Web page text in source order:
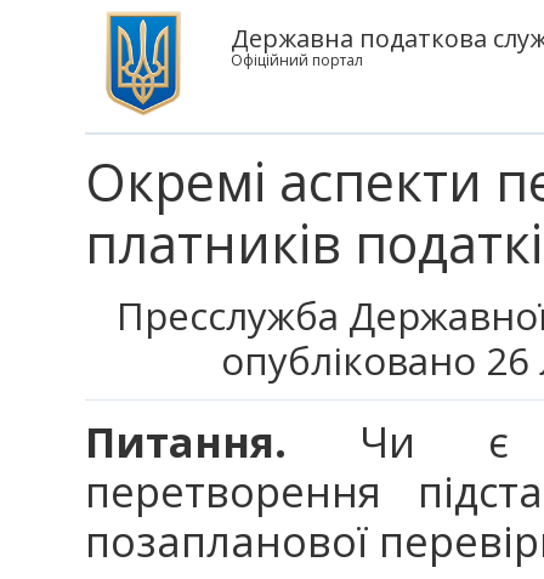
Державна податкова
Офіційний портал
Окремі аспекти
платників
Пресслужба
опубліковано
Питання. Чи є
перетворення
позапланової